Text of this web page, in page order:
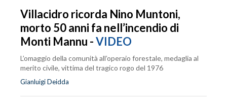
Villacidro ricorda Nino Muntoni,
morto 50 anni fa nell’incendio di
Monti Mannu -VIDEO
L’omaggio della comunità all’operaio forestale, medaglia al
merito civile, vittima del tragico rogo del 1976
Gianluigi Deidda